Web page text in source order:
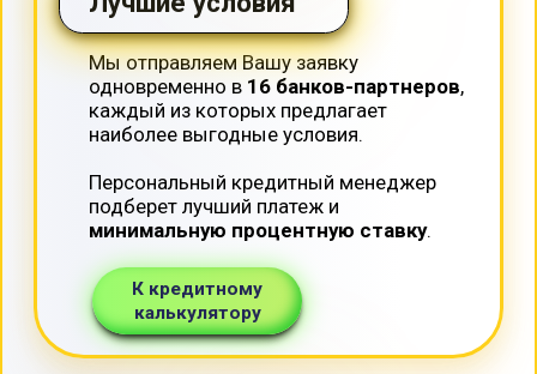
Перед покупкой наша компания
абсолютно бесплатнопроверит
автомобиль по критериям:
1.Залог
3.Банкротство
4.ФССП
5.Проверка автомобиля на ДТП
6.Корректность пробега
Полная проверка
автомобиля
6